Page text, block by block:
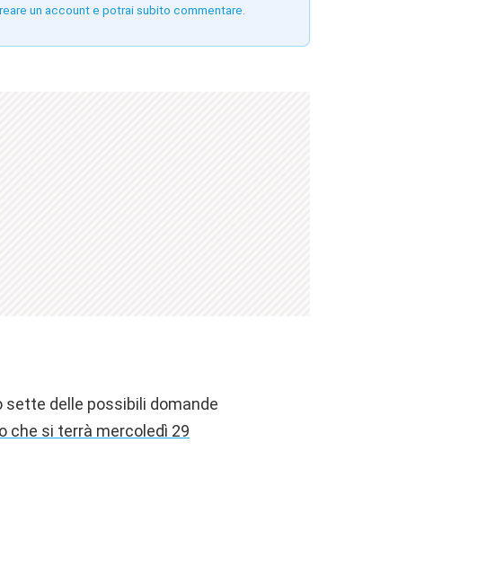
un account e potrai subito commentare.
sette delle possibili domande
che si terrà mercoledì 29